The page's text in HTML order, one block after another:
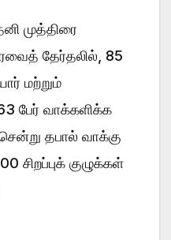
முத்திரை
தேர்தலில், 85
மற்றும்
பேர் வாக்களிக்க
தபால் வாக்கு
சிறப்புக் குழுக்கள்